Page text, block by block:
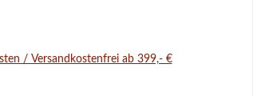
/ Versandkostenfrei ab 399,- €